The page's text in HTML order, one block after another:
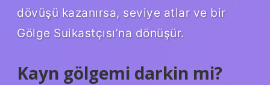
dövüşü kazanırsa, seviye atlar ve bir
Gölge Suikastçısı’na dönüşür.
Kayn gölgemi darkin mi?